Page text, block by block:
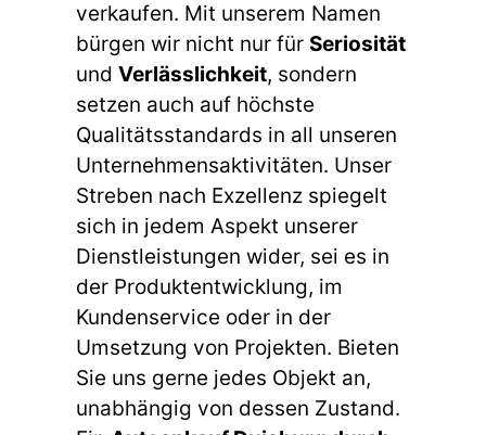
verkaufen. Mit unserem Namen
bürgen wir nicht nur für Seriosität
und Verlässlichkeit, sondern
setzen auch auf höchste
Qualitätsstandards in all unseren
Unternehmensaktivitäten. Unser
Streben nach Exzellenz spiegelt
sich in jedem Aspekt unserer
Dienstleistungen wider, sei es in
der Produktentwicklung, im
Kundenservice oder in der
Umsetzung von Projekten. Bieten
Sie uns gerne jedes Objekt an,
unabhängig von dessen Zustand.